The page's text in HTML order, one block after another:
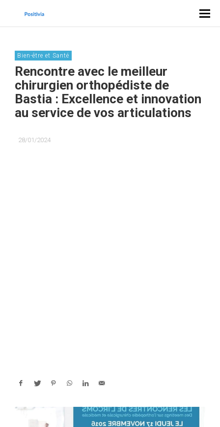
Bien-être et Santé
Rencontre avec le meilleur
chirurgien orthopédiste de
Bastia : Excellence et innovation
au service de vos articulations
28/01/2024